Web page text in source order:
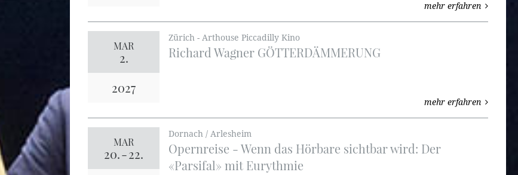
mehr erfahren
MAR
2.
2027
Zürich - Arthouse Piccadilly Kino
Richard Wagner GÖTTERDÄMMERUNG
mehr erfahren
MAR
20.-22.
Dornach / Arlesheim
Opernreise - Wenn das Hörbare sichtbar wird: Der
«Parsifal» mit Eurythmie